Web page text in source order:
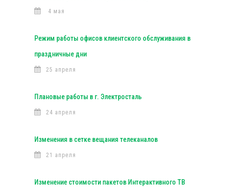
4 мая
Режим работы офисов клиентского обслуживания в
праздничные дни
25 апреля
Плановые работы в г. Электросталь
24 апреля
Изменения в сетке вещания телеканалов
21 апреля
Изменение стоимости пакетов Интерактивного ТВ